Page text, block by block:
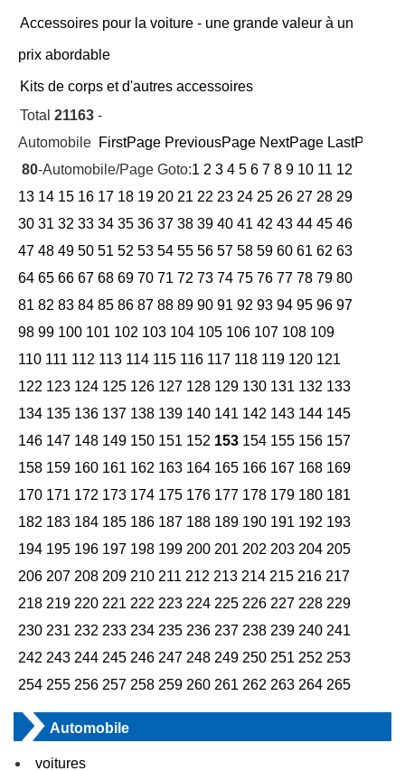
Accessoires pour la voiture - une grande valeur à un
prix abordable
Kits de corps et d'autres accessoires
Total 21163 -
Automobile FirstPage PreviousPage NextPage LastPage
80-Automobile/Page Goto:1 2 3 4 5 6 7 8 9 10 11 12
13 14 15 16 17 18 19 20 21 22 23 24 25 26 27 28 29
30 31 32 33 34 35 36 37 38 39 40 41 42 43 44 45 46
47 48 49 50 51 52 53 54 55 56 57 58 59 60 61 62 63
64 65 66 67 68 69 70 71 72 73 74 75 76 77 78 79 80
81 82 83 84 85 86 87 88 89 90 91 92 93 94 95 96 97
98 99 100 101 102 103 104 105 106 107 108 109
110 111 112 113 114 115 116 117 118 119 120 121
122 123 124 125 126 127 128 129 130 131 132 133
134 135 136 137 138 139 140 141 142 143 144 145
146 147 148 149 150 151 152 153 154 155 156 157
158 159 160 161 162 163 164 165 166 167 168 169
170 171 172 173 174 175 176 177 178 179 180 181
182 183 184 185 186 187 188 189 190 191 192 193
194 195 196 197 198 199 200 201 202 203 204 205
206 207 208 209 210 211 212 213 214 215 216 217
218 219 220 221 222 223 224 225 226 227 228 229
230 231 232 233 234 235 236 237 238 239 240 241
242 243 244 245 246 247 248 249 250 251 252 253
254 255 256 257 258 259 260 261 262 263 264 265
Automobile
voitures